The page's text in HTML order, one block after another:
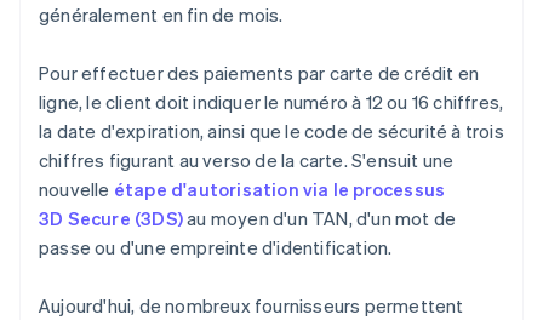
généralement en fin de mois.
Pour effectuer des paiements par carte de crédit en
ligne, le client doit indiquer le numéro à 12 ou 16 chiffres,
la date d'expiration, ainsi que le code de sécurité à trois
chiffres figurant au verso de la carte. S'ensuit une
nouvelle étape d'autorisation via le processus
3D Secure (3DS)au moyen d'un TAN, d'un mot de
passe ou d'une empreinte d'identification.
Aujourd'hui, de nombreux fournisseurs permettent